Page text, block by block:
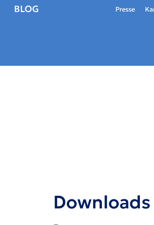
BLOG Presse
Downloads